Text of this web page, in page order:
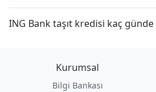
ING Bank taşıt kredisi kaç günde
Kurumsal
Bilgi Bankası